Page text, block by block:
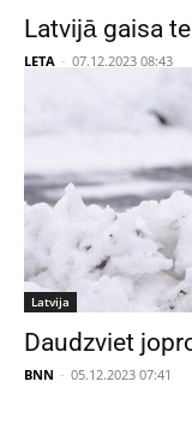
Latvijā gaisa
LETA - 07.12.2023 08:43
Latvija
Daudzviet
BNN - 05.12.2023 07:41